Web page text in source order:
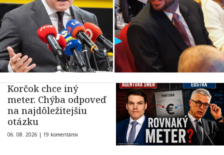
Korčok chce iný
meter. Chýba odpoveď
na najdôležitejšiu
otázku
06. 08. 2026 | 19 komentárov